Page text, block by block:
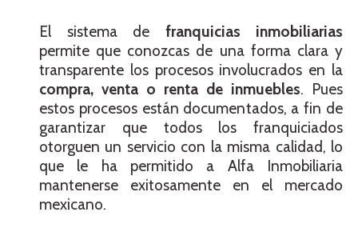
El sistema de franquicias inmobiliarias
permite que conozcas de una forma clara y
transparente los procesos involucrados en la
compra, venta o renta de inmuebles. Pues
estos procesos están documentados, a fin de
garantizar que todos los franquiciados
otorguen un servicio con la misma calidad, lo
que le ha permitido a Alfa Inmobiliaria
mantenerse exitosamente en el mercado
mexicano.